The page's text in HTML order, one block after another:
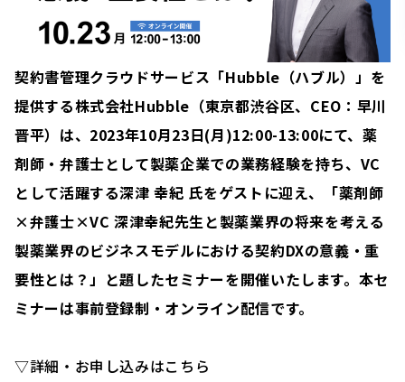
契約書管理クラウドサービス「Hubble（ハブル）」を
提供する株式会社Hubble（東京都渋谷区、CEO：早川
晋平）は、2023年10月23日(月)12:00-13:00にて、薬
剤師・弁護士として製薬企業での業務経験を持ち、VC
として活躍する深津 幸紀 氏をゲストに迎え、「薬剤師
×弁護士×VC 深津幸紀先生と製薬業界の将来を考える
製薬業界のビジネスモデルにおける契約DXの意義・重
要性とは？」と題したセミナーを開催いたします。本セ
ミナーは事前登録制・オンライン配信です。
▽詳細・お申し込みはこちら